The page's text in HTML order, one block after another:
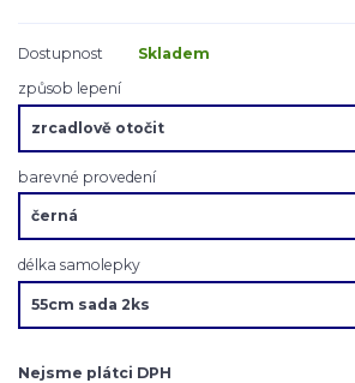
Dostupnost
Skladem
způsob lepení
barevné provedení
délka samolepky
Nejsme plátci DPH